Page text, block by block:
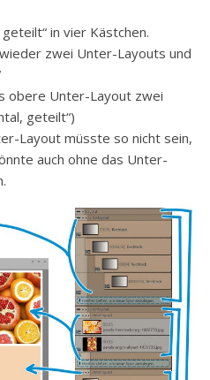
in vier Kästchen.
zwei Unter-Layouts und
obere Unter-Layout zwei
geteilt“)
Layout müsste so nicht sein,
auch ohne das Unter-